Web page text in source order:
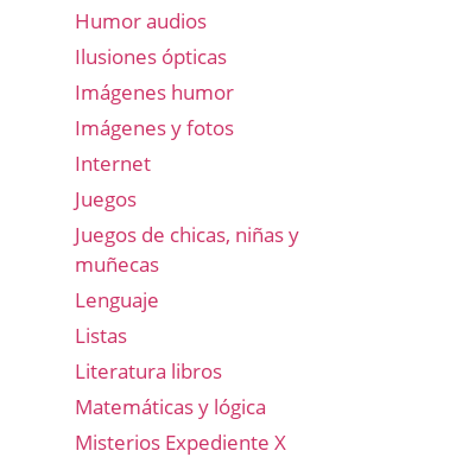
Humor audios
Ilusiones ópticas
Imágenes humor
Imágenes y fotos
Internet
Juegos
Juegos de chicas, niñas y
muñecas
Lenguaje
Listas
Literatura libros
Matemáticas y lógica
Misterios Expediente X